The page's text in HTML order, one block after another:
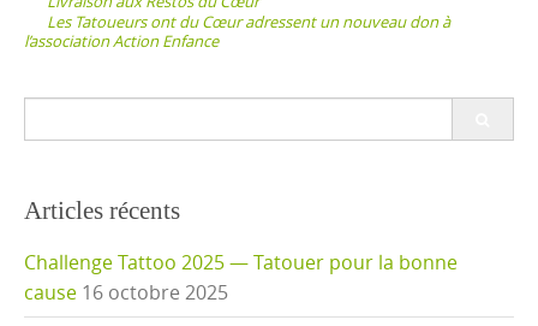
Les Tatoueurs ont du Cœur adressent un nouveau don à
l’association Action Enfance
Articles récents
Challenge Tattoo 2025 — Tatouer pour la bonne
cause 16 octobre 2025